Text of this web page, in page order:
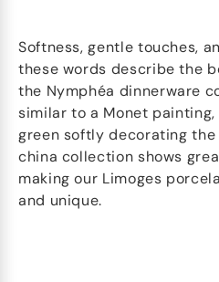
Softness, gentle touches,
these words describe the
the Nymphéa dinnerware
similar to a Monet
green softly decorating
china collection shows
making our Limoges
and unique.